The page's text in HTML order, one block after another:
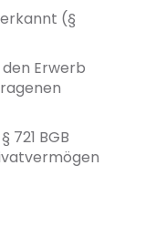
(§
Erwerb
BGB